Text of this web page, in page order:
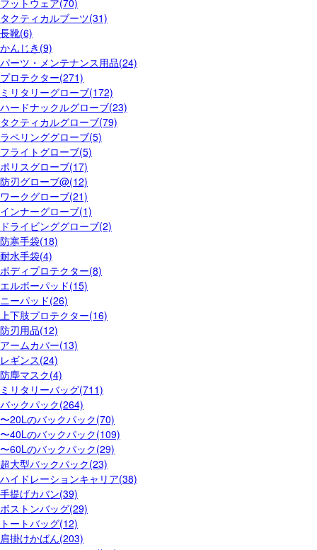
フットウェア(70)
タクティカルブーツ(31)
長靴(6)
かんじき(9)
パーツ・メンテナンス用品(24)
プロテクター(271)
ミリタリーグローブ(172)
ハードナックルグローブ(23)
タクティカルグローブ(79)
ラペリンググローブ(5)
フライトグローブ(5)
ポリスグローブ(17)
防刃グローブ@(12)
ワークグローブ(21)
インナーグローブ(1)
ドライビンググローブ(2)
防寒手袋(18)
耐水手袋(4)
ボディプロテクター(8)
エルボーパッド(15)
ニーパッド(26)
上下肢プロテクター(16)
防刃用品(12)
アームカバー(13)
レギンス(24)
防塵マスク(4)
ミリタリーバッグ(711)
バックパック(264)
〜20Lのバックパック(70)
〜40Lのバックパック(109)
〜60Lのバックパック(29)
超大型バックパック(23)
ハイドレーションキャリア(38)
手提げカバン(39)
ボストンバッグ(29)
トートバッグ(12)
肩掛けかばん(203)